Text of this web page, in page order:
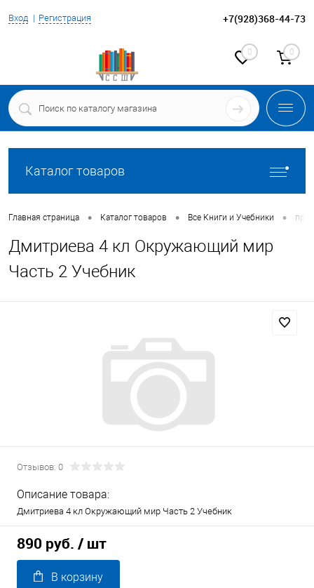
Вход Регистрация +7(928)368-44-73
0 0
Каталог товаров
Главная страница • Каталог товаров • Все Книги и Учебники •
Дмитриева 4 кл Окружающий мир
Часть 2 Учебник
Отзывов: 0
Описание товара:
Дмитриева 4 кл Окружающий мир Часть 2 Учебник
890 руб. / шт
В корзину